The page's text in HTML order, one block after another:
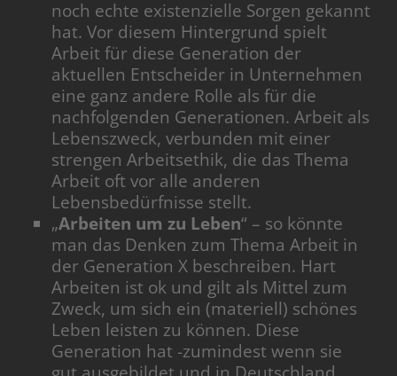
noch echte existenzielle Sorgen gekannt
hat. Vor diesem Hintergrund spielt
Arbeit für diese Generation der
aktuellen Entscheider in Unternehmen
eine ganz andere Rolle als für die
nachfolgenden Generationen. Arbeit als
Lebenszweck, verbunden mit einer
strengen Arbeitsethik, die das Thema
Arbeit oft vor alle anderen
Lebensbedürfnisse stellt.
„Arbeiten um zu Leben“ – so könnte
man das Denken zum Thema Arbeit in
der Generation X beschreiben. Hart
Arbeiten ist ok und gilt als Mittel zum
Zweck, um sich ein (materiell) schönes
Leben leisten zu können. Diese
Generation hat -zumindest wenn sie